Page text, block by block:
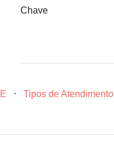
Chave
⋅ Tipos de Atendimento